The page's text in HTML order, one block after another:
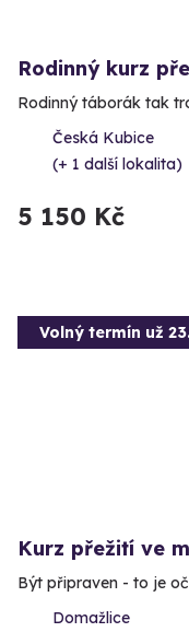
Rodinný kurz
Rodinný táborák tak
Česká Kubice
(+ 1 další lokalita)
5 150 Kč
Volný termín už
Kurz přežití ve
Být připraven - to je oč
Domažlice